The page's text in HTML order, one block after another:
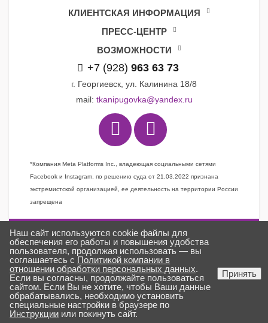
КЛИЕНТСКАЯ ИНФОРМАЦИЯ
ПРЕСС-ЦЕНТР
ВОЗМОЖНОСТИ
+7 (928) 963 63 73
г. Георгиевск, ул. Калинина 18/8
mail: tkanipugovka@yandex.ru
*Компания Meta Platforms Inc., владеющая социальными сетями
Facebook и Instagram, по решению суда от 21.03.2022 признана
экстремистской организацией, ее деятельность на территории России
запрещена
Задать вопрос
Заказать звонок
Создано вГИПЕРКУБ®
ткани «Пуговка» © 2025
Наш сайт используются cookie файлы для
обеспечения его работы и повышения удобства
пользователя, продолжая использовать — вы
соглашаетесь с Политикой компании в
отношении обработки персональных данных.
Если вы согласны, продолжайте пользоваться
сайтом. Если Вы не хотите, чтобы Ваши данные
обрабатывались, необходимо установить
специальные настройки в браузере по
Инструкции или покинуть сайт.
Принять